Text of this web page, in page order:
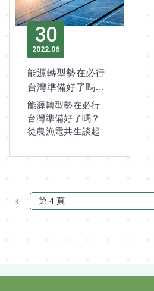
30
06
2022
能源轉型勢在必行
台灣準備好了嗎？
從農漁電共生談起
能源轉型勢在必行
台灣準備好了嗎？
從農漁電共生談起